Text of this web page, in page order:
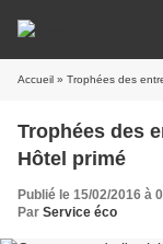
Accueil » Trophées des
Trophées des
Hôtel primé
Publié le 15/02/2016 à
Par Service éco